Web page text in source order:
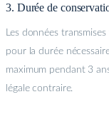
3. Durée de
Les données
pour la durée
maximum pendant 3
légale contraire.